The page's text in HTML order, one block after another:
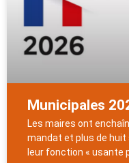
Municipales
Les maires ont
mandat et plus de huit
leur fonction « usante